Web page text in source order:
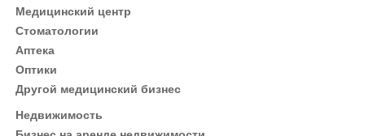
Медицинский центр
Стоматологии
Аптека
Оптики
Другой медицинский бизнес
Недвижимость